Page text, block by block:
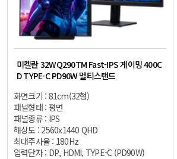
미켈란 32WQ290TM Fast-IPS 게이밍 400C
D TYPE-C PD90W 멀티스탠드
화면크기 : 81cm(32형)
패널형태 : 평면
패널종류 : IPS
해상도 : 2560x1440 QHD
최대주사율 : 180Hz
입력단자 : DP, HDMI, TYPE-C (PD90W)